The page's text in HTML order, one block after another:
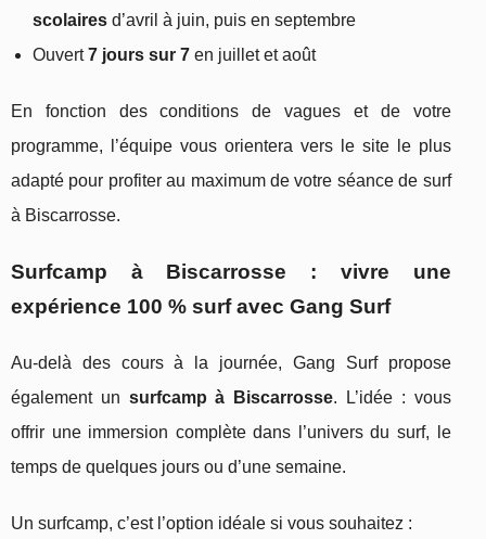
scolaires d’avril à juin, puis en septembre
Ouvert7 jours sur 7 en juillet et août
En fonction des conditions de vagues et de votre
programme, l’équipe vous orientera vers le site le plus
adapté pour profiter au maximum de votre séance de surf
à Biscarrosse.
Surfcamp à Biscarrosse : vivre une
expérience 100 % surf avec Gang Surf
Au-delà des cours à la journée, Gang Surf propose
également un surfcamp à Biscarrosse. L’idée : vous
offrir une immersion complète dans l’univers du surf, le
temps de quelques jours ou d’une semaine.
Un surfcamp, c’est l’option idéale si vous souhaitez :